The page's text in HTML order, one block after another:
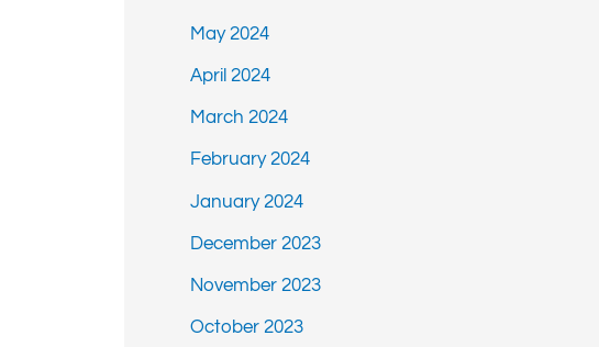
May 2024
April 2024
March 2024
February 2024
January 2024
December 2023
November 2023
October 2023